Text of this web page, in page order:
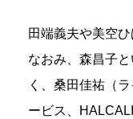
田端義夫や美空
なおみ、森昌子
く、桑田佳祐（
ービス、